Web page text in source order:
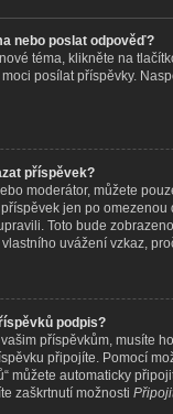
nebo poslat odpověď?
téma, klikněte na
posílat příspěvky.
příspěvek?
moderátor, můžete
jen po
Toto bude
uvážení vzkaz,
podpis?
příspěvkům, musíte
připojíte. Pomocí
můžete automaticky
zaškrtnutí možnosti